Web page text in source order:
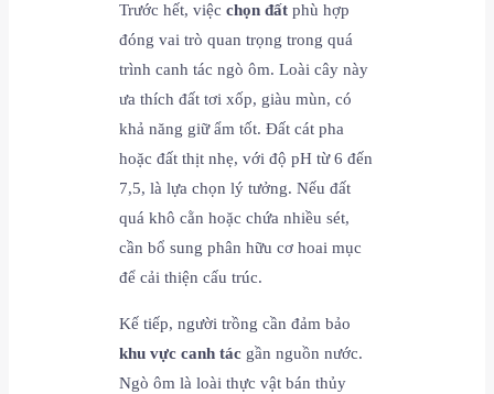
Trước hết, việcchọn đất phù hợp
đóng vai trò quan trọng trong quá
trình canh tác ngò ôm. Loài cây này
ưa thích đất tơi xốp, giàu mùn, có
khả năng giữ ẩm tốt. Đất cát pha
hoặc đất thịt nhẹ, với độ pH từ 6 đến
7,5, là lựa chọn lý tưởng. Nếu đất
quá khô cằn hoặc chứa nhiều sét,
cần bổ sung phân hữu cơ hoai mục
để cải thiện cấu trúc.
Kế tiếp, người trồng cần đảm bảo
khu vực canh tác gần nguồn nước.
Ngò ôm là loài thực vật bán thủy